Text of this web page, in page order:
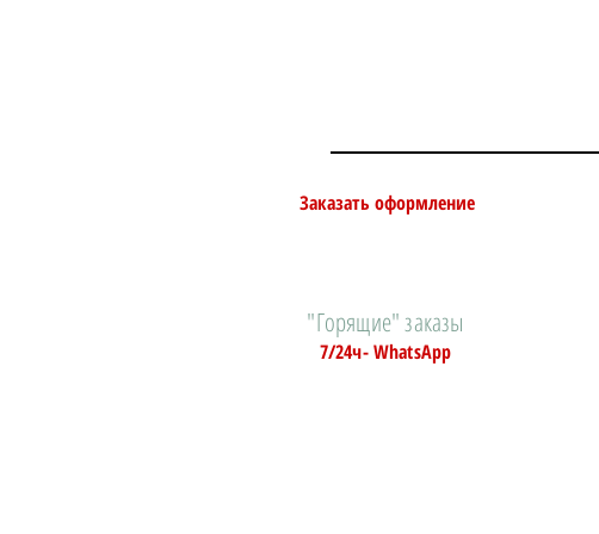
Заказать оформление
"Горящие" заказы
7/24ч- WhatsApp